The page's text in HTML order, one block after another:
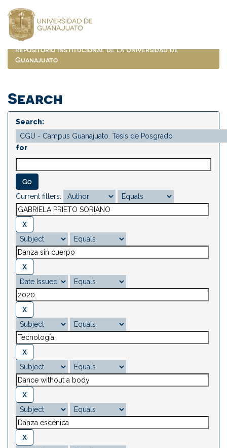
navigation
Repositorio Institucional de la Universidad de
Guanajuato
Search
Search:
for
Current filters: